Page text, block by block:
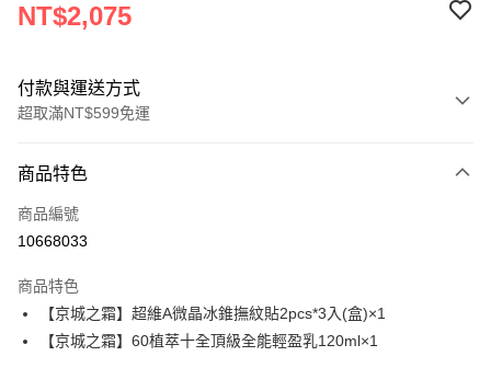
NT$2,075
付款與運送方式
超取滿NT$599免運
信用卡一次付款
信用卡分期付款
合作金庫商業銀行
華南商業銀行
彰化商業銀行
上海商業儲蓄銀行
台北富邦商業銀行
6 期 0 利率 每期
華南商業銀行
彰化商業銀行
超商取貨付款
商品特色
商品編號
10668033
商品特色
【京城之霜】超維A微晶冰錐撫紋貼2pcs*3入(盒)×1
【京城之霜】60植萃十全頂級全能輕盈乳120ml×1